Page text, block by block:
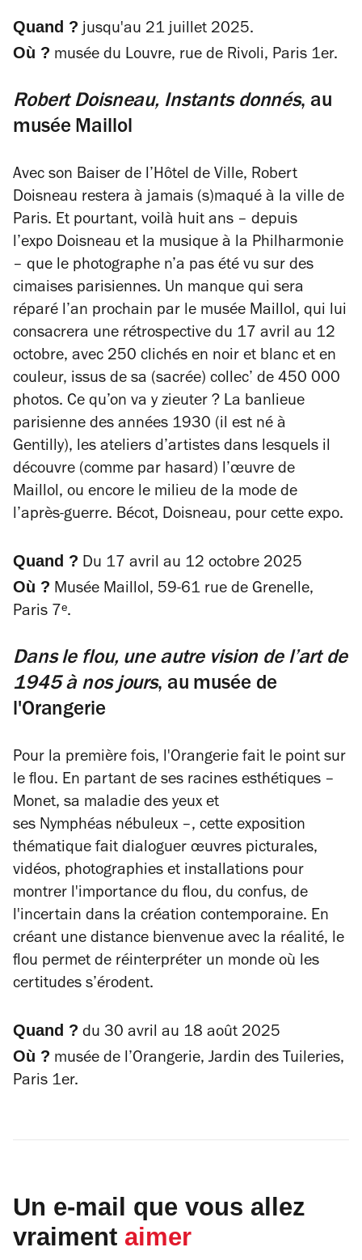
Quand ? jusqu'au 21 juillet 2025.
Où ? musée du Louvre, rue de Rivoli, Paris 1er.
Robert Doisneau, Instants donnés, au
musée Maillol
Avec son Baiser de l’Hôtel de Ville, Robert
Doisneau restera à jamais (s)maqué à la ville de
Paris. Et pourtant, voilà huit ans – depuis
l’expo Doisneau et la musique à la Philharmonie
– que le photographe n’a pas été vu sur des
cimaises parisiennes. Un manque qui sera
réparé l’an prochain par le musée Maillol, qui lui
consacrera une rétrospective du 17 avril au 12
octobre, avec 250 clichés en noir et blanc et en
couleur, issus de sa (sacrée) collec’ de 450 000
photos. Ce qu’on va y zieuter ? La banlieue
parisienne des années 1930 (il est né à
Gentilly), les ateliers d’artistes dans lesquels il
découvre (comme par hasard) l’œuvre de
Maillol, ou encore le milieu de la mode de
l’après-guerre. Bécot, Doisneau, pour cette expo.
Quand ? Du 17 avril au 12 octobre 2025
Où ? Musée Maillol, 59-61 rue de Grenelle,
Paris 7ᵉ.
Dans le flou, une autre vision de l’art de
1945 à nos jours, au musée de
l'Orangerie
Pour la première fois, l'Orangerie fait le point sur
le flou. En partant de ses racines esthétiques –
Monet, sa maladie des yeux et
ses Nymphéas nébuleux –, cette exposition
thématique fait dialoguer œuvres picturales,
vidéos, photographies et installations pour
montrer l'importance du flou, du confus, de
l'incertain dans la création contemporaine. En
créant une distance bienvenue avec la réalité, le
flou permet de réinterpréter un monde où les
certitudes s’érodent.
Quand ? du 30 avril au 18 août 2025
Où ? musée de l’Orangerie, Jardin des Tuileries,
Paris 1er.
Un e-mail que vous allez
vraiment aimer